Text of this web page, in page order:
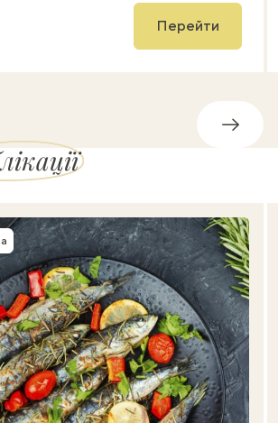
Перейти